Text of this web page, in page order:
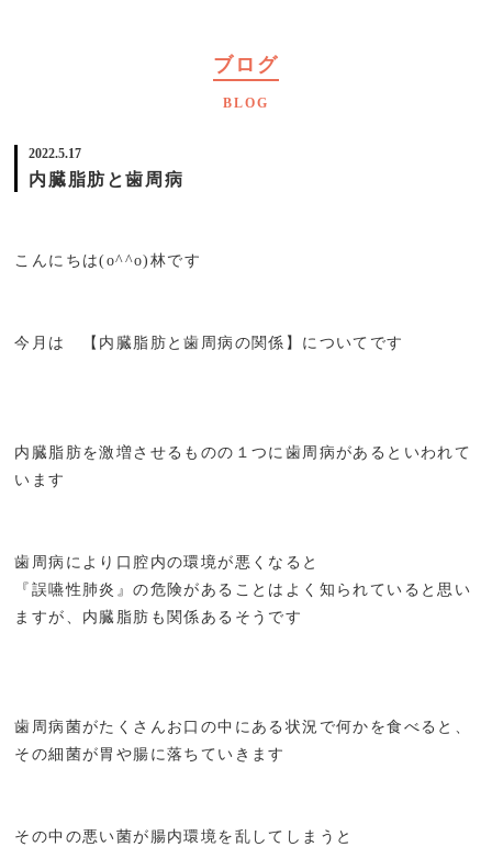
ブログ
BLOG
2022.5.17
内臓脂肪と歯周病
こんにちは(o^^o)林です
今月は 【内臓脂肪と歯周病の関係】についてです
内臓脂肪を激増させるものの１つに歯周病があるといわれて
います
歯周病により口腔内の環境が悪くなると
『誤嚥性肺炎』の危険があることはよく知られていると思い
ますが、内臓脂肪も関係あるそうです
歯周病菌がたくさんお口の中にある状況で何かを食べると、
その細菌が胃や腸に落ちていきます
その中の悪い菌が腸内環境を乱してしまうと